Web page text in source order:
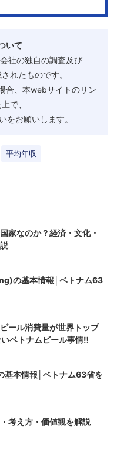
いて
社の独自の調査及び
れたものです。
合、本webサイトのリン
で、
をお願いします。
平均年収
家なのか？経済・文化・
の基本情報│ベトナム63
ール消費量が世界トップ
ベトナムビール事情‼
基本情報│ベトナム63省を
考え方・価値観を解説